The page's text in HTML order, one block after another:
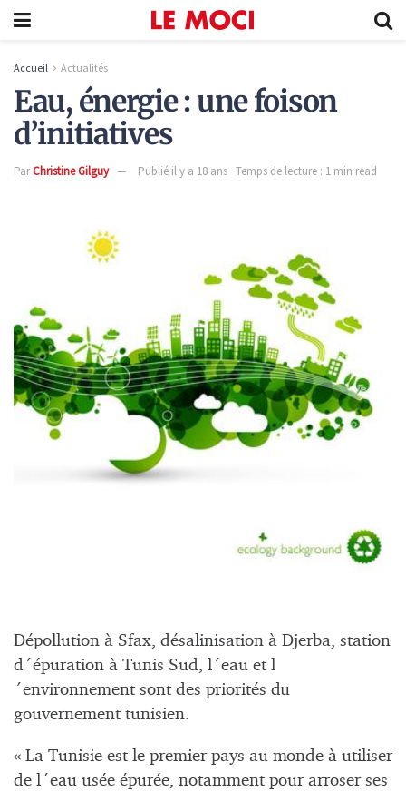
Accueil Actualités
Eau, énergie : une foison
d’initiatives
ParChristine Gilguy Publié il y a 18 ans Temps de lecture : 1 min read
Dépollution à Sfax, désalinisation à Djerba, station
d´épuration à Tunis Sud, l´eau et l
´environnement sont des priorités du
gouvernement tunisien.
« La Tunisie est le premier pays au monde à utiliser
de l´eau usée épurée, notamment pour arroser ses